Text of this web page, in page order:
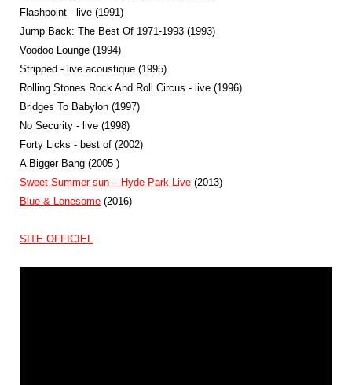
Flashpoint - live (1991)
Jump Back: The Best Of 1971-1993 (1993)
Voodoo Lounge (1994)
Stripped - live acoustique (1995)
Rolling Stones Rock And Roll Circus - live (1996)
Bridges To Babylon (1997)
No Security - live (1998)
Forty Licks - best of (2002)
A Bigger Bang (2005 )
Sweet Summer sun – Hyde Park Live (2013)
Blue & Lonesome (2016)
SITE OFFICIEL